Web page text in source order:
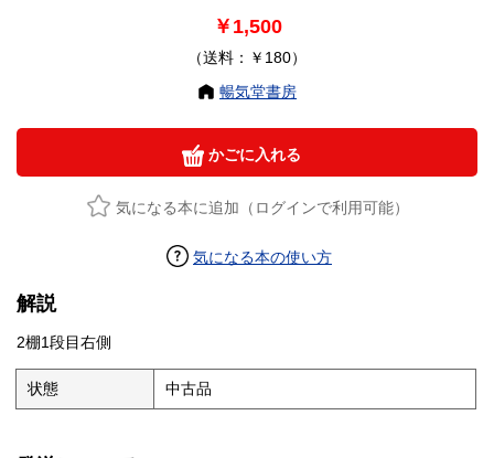
￥1,500
（送料：￥180）
暢気堂書房
かごに入れる
気になる本に追加（ログインで利用可能）
気になる本の使い方
解説
2棚1段目右側
状態 中古品